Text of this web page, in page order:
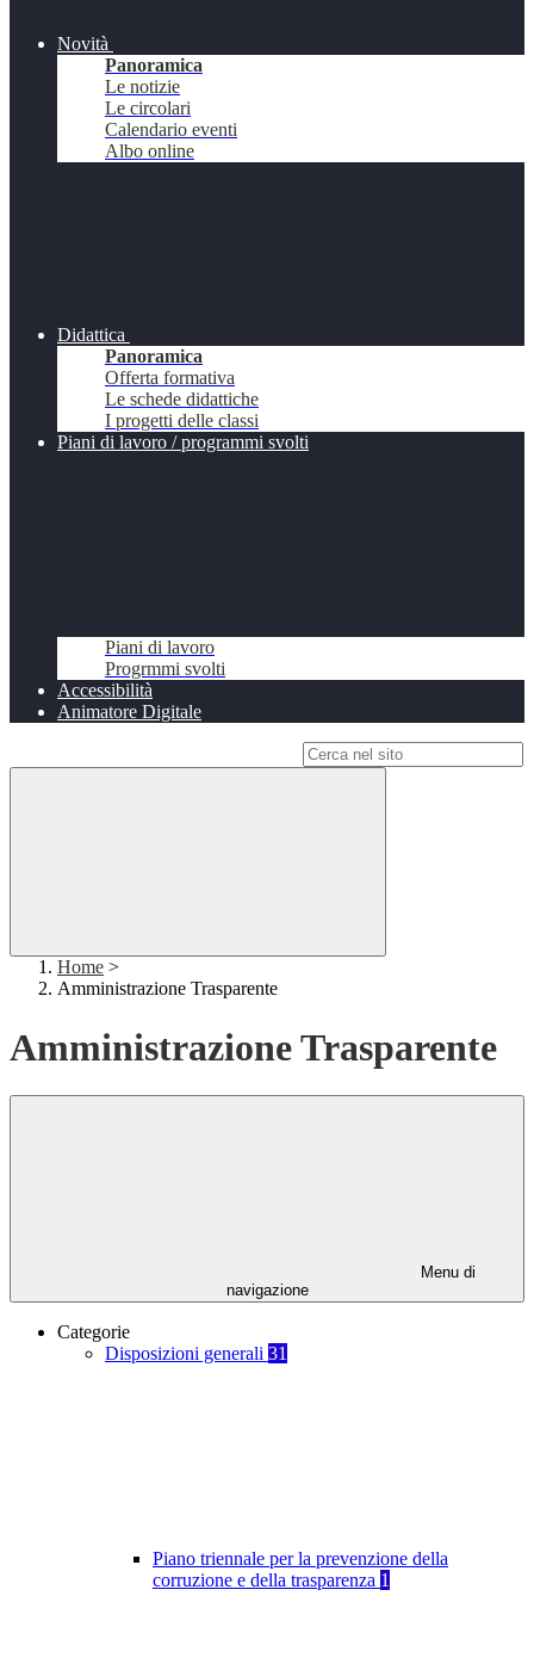
Novità
Panoramica
Le notizie
Le circolari
Calendario eventi
Albo online
Didattica
Panoramica
Offerta formativa
Le schede didattiche
I progetti delle classi
Piani di lavoro / programmi svolti
Piani di lavoro
Progrmmi svolti
Accessibilità
Animatore Digitale
Home >
Amministrazione Trasparente
Amministrazione Trasparente
Menu di
navigazione
Categorie
Disposizioni generali 31
Piano triennale per la prevenzione della
corruzione e della trasparenza 1